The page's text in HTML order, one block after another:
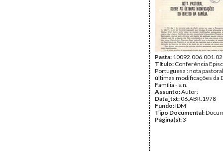
Pasta:
Título: Conferência
Portuguesa : nota
últimas modificações da
Família - s.n.
Assunto:Autor:
Data_txt:06.ABR.1978
Fundo:IDM
Tipo Documental:
Página(s):3